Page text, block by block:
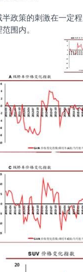
政策的刺激在一定
围内。